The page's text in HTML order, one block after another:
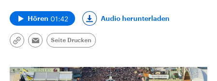
Hören 01:42 Audio herunterladen
Link
Email
Seite Drucken